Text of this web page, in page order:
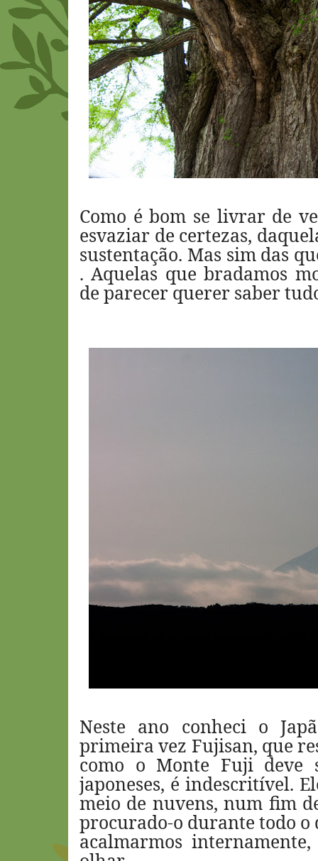
Como é bom se livrar de
esvaziar de certezas,
sustentação. Mas sim das
. Aquelas que bradamos
de parecer querer saber
Neste ano conheci o
primeira vez Fujisan, que
como o Monte Fuji deve
japoneses, é indescritível.
meio de nuvens, num fim
procurado-o durante todo o
acalmarmos